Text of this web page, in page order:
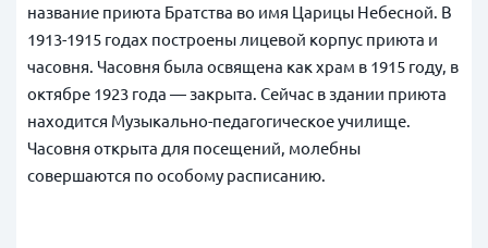
название приюта Братства во имя Царицы Небесной. В
1913-1915 годах построены лицевой корпус приюта и
часовня. Часовня была освящена как храм в 1915 году, в
октябре 1923 года — закрыта. Сейчас в здании приюта
находится Музыкально-педагогическое училище.
Часовня открыта для посещений, молебны
совершаются по особому расписанию.